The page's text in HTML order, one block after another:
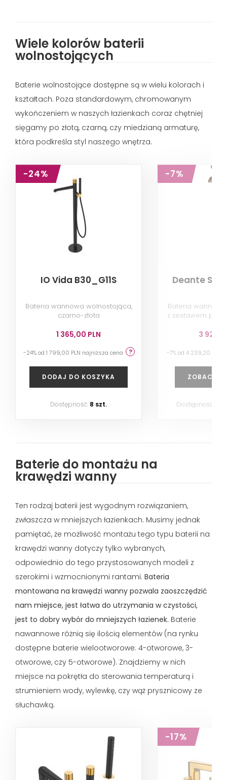
Wiele kolorów baterii
wolnostojących
Baterie wolnostojące dostępne są w wielu kolorach i
kształtach. Poza standardowym, chromowanym
wykończeniem w naszych łazienkach coraz chętniej
sięgamy po złotą, czarną, czy miedzianą armaturę,
która podkreśla styl naszego wnętrza.
-24%
IO Vida B30_G11S
Bateria wannowa wolnostojąca,
czarno-złota
1 365,00 PLN
-24% od 1 799,00 PLN najniższa cena
DODAJ DO KOSZYKA
Dostępność: 8 szt.
-7%
Deante Silia
Bateria
z zestawem
3
-7% od 4 239,20 PLN
ZOBACZ
Dostępność:
Baterie do montażu na
krawędzi wanny
Ten rodzaj baterii jest wygodnym rozwiązaniem,
zwłaszcza w mniejszych łazienkach. Musimy jednak
pamiętać, że możliwość montażu tego typu baterii na
krawędzi wanny dotyczy tylko wybranych,
odpowiednio do tego przystosowanych modeli z
szerokimi i wzmocnionymi rantami. Bateria
montowana na krawędzi wanny pozwala zaoszczędzić
nam miejsce, jest łatwa do utrzymania w czystości,
jest to dobry wybór do mniejszych łazienek. Baterie
nawannowe różnią się ilością elementów (na rynku
dostępne baterie wielootworowe: 4-otworowe, 3-
otworowe, czy 5-otworowe). Znajdziemy w nich
miejsce na pokrętła do sterowania temperaturą i
strumieniem wody, wylewkę, czy wąż prysznicowy ze
słuchawką.
-17%